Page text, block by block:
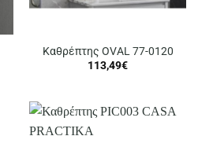
Καθρέπτης OVAL 77-0120
113,49€